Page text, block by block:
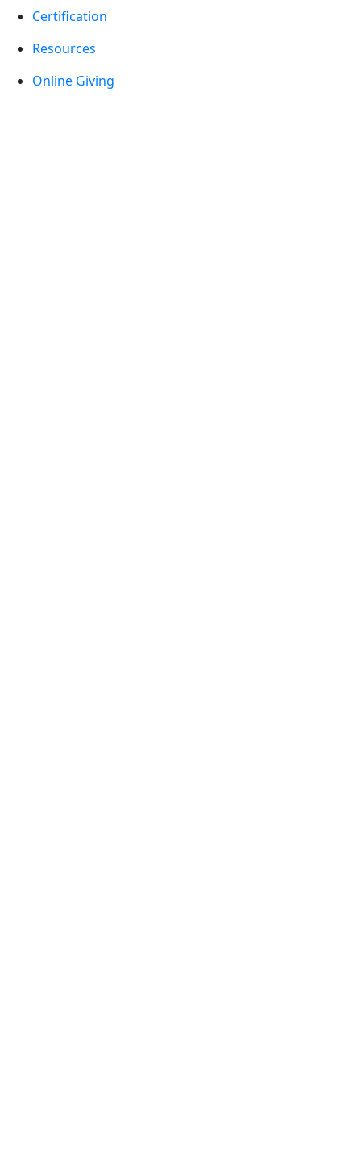
Certification
Resources
Online Giving